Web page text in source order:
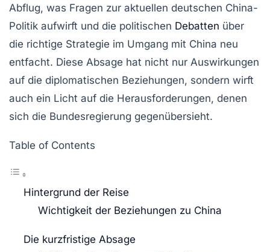
Abflug, was Fragen zur aktuellen deutschen China-
Politik aufwirft und die politischen Debatten über
die richtige Strategie im Umgang mit China neu
entfacht. Diese Absage hat nicht nur Auswirkungen
auf die diplomatischen Beziehungen, sondern wirft
auch ein Licht auf die Herausforderungen, denen
sich die Bundesregierung gegenübersieht.
Table of Contents
Hintergrund der Reise
Wichtigkeit der Beziehungen zu China
Die kurzfristige Absage